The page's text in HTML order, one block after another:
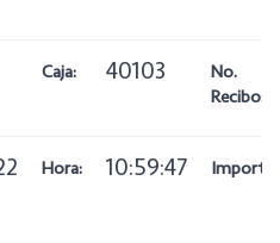
Caja: 40103
No.
Recibo:
Hora: 10:59:47 Importe: